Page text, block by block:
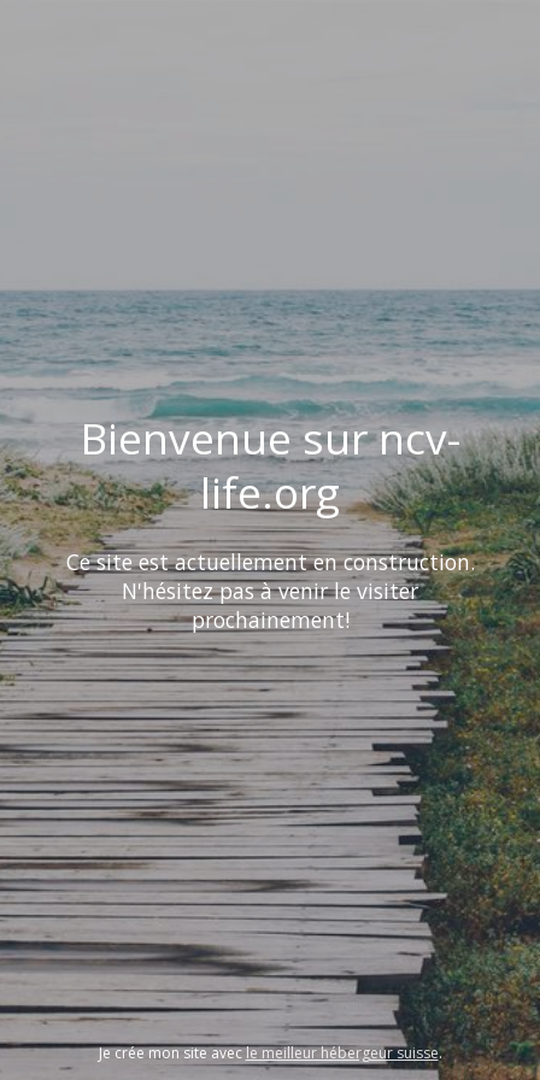
Bienvenue sur ncv-
life.org
Ce site est actuellement en construction.
N'hésitez pas à venir le visiter
prochainement!
Je crée mon site avecle meilleur hébergeur suisse.